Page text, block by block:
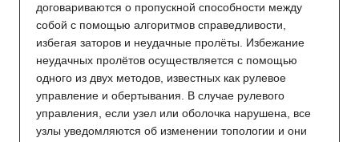
договариваются о пропускной способности между
собой с помощью алгоритмов справедливости,
избегая заторов и неудачные пролёты. Избежание
неудачных пролётов осуществляется с помощью
одного из двух методов, известных как рулевое
управление и обертывания. В случае рулевого
управления, если узел или оболочка нарушена, все
узлы уведомляются об изменении топологии и они